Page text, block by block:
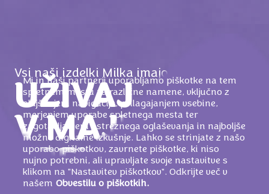
Vsi naši izdelki Milka imajo en sam cilj:
UŽIVAJ
V MAJHNIH
TRENUTKIH
Pokažimo ljudem okoli sebe, kako cenjeni
Mi in naši partnerji uporabljamo piškotke na tem
spletnem mestu za različne namene, vključno z
olajšanjem navigacije, prilagajanjem vsebine,
merjenjem uporabe spletnega mesta ter
zagotavljanjem ustreznega oglaševanja in najboljše
možne digitalne izkušnje. Lahko se strinjate z našo
uporabo piškotkov, zavrnete piškotke, ki niso
nujno potrebni, ali upravljate svoje nastavitve s
klikom na "Nastavitev piškotkov". Odkrijte več v
našem Obvestilu o piškotkih.